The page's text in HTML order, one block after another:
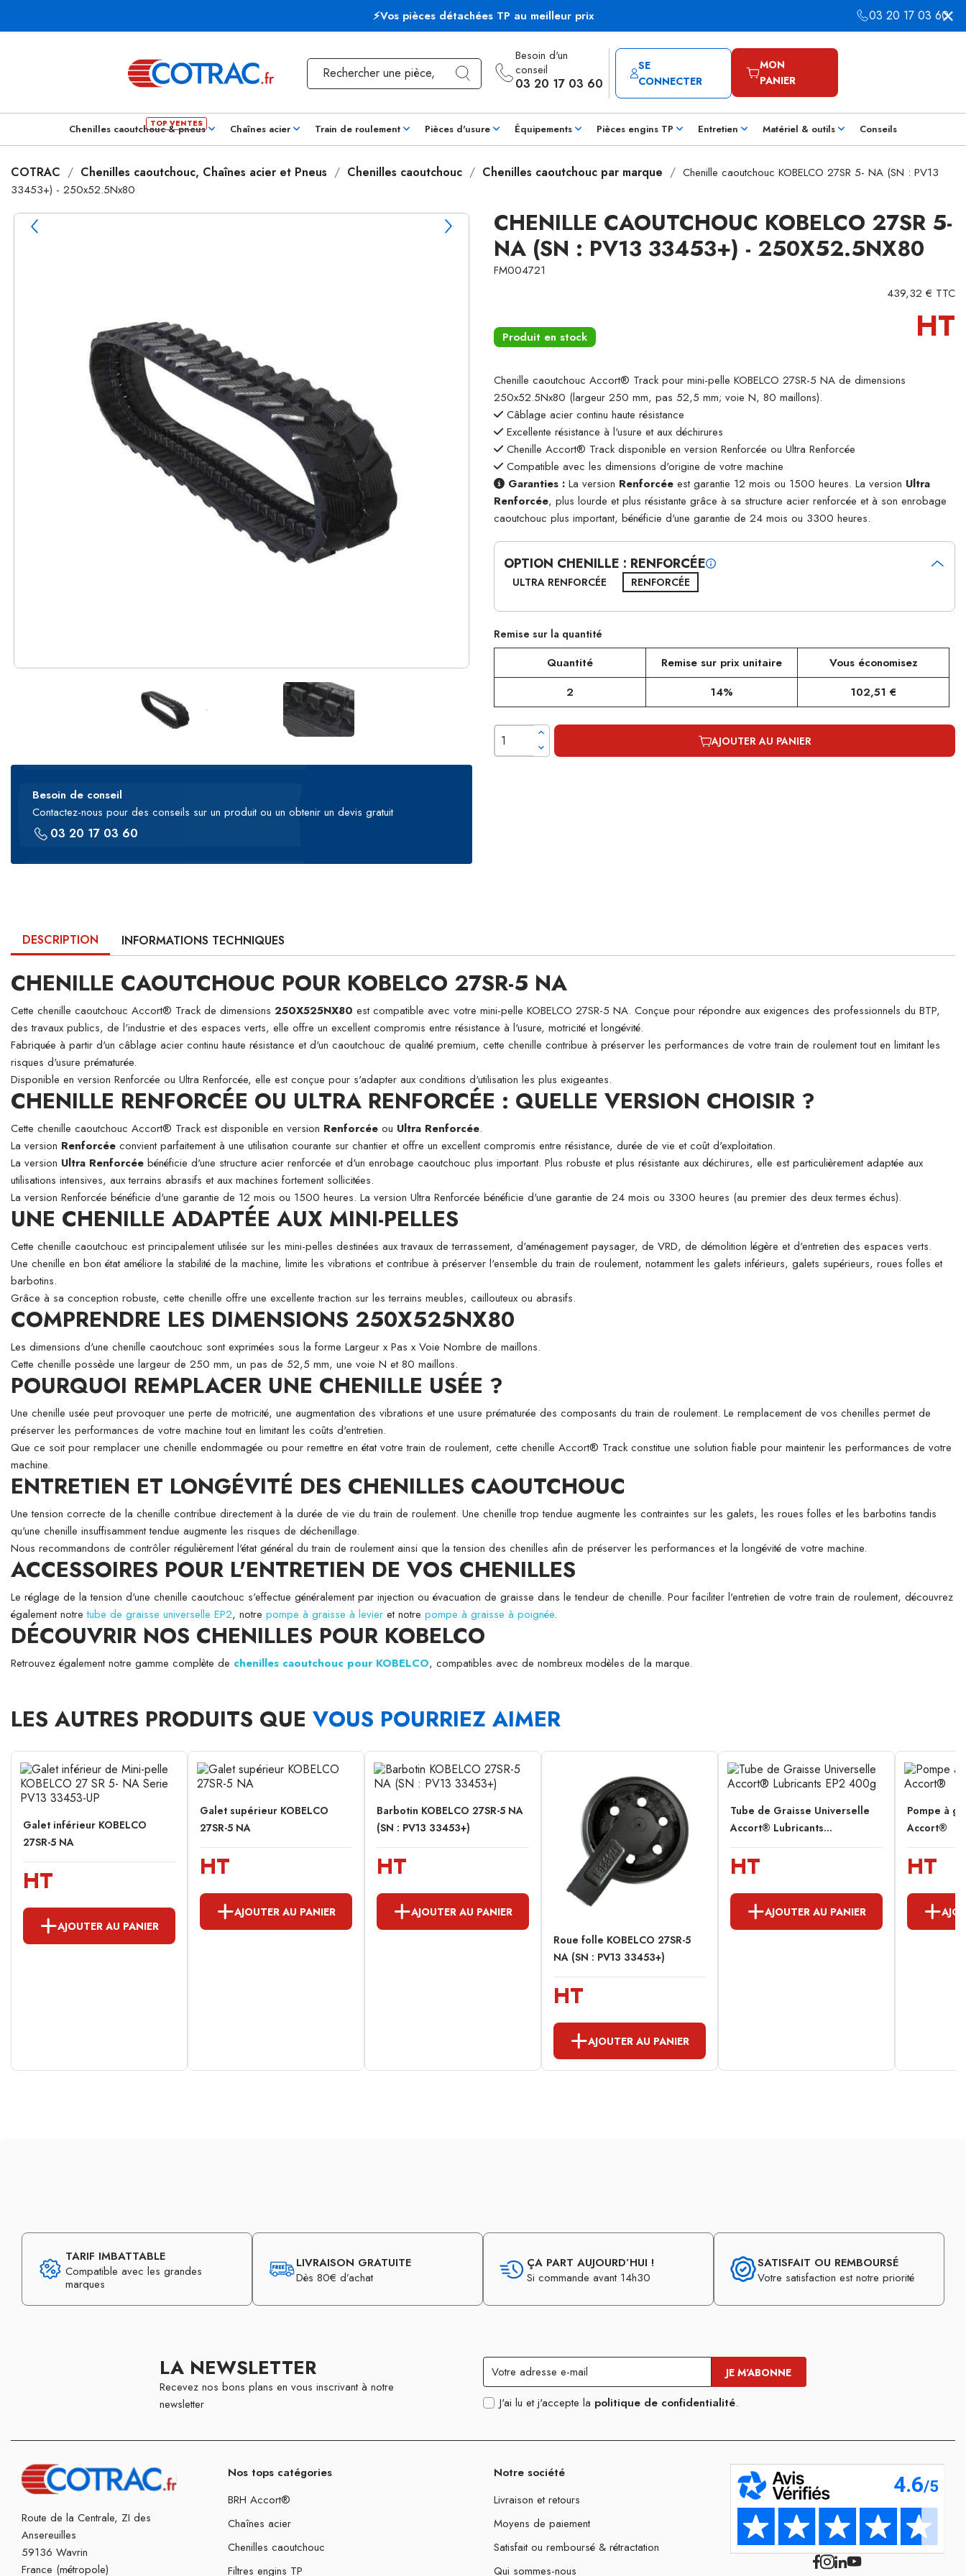
⚡Vos pièces détachées TP au meilleur prix 03 20 17 03 60
Besoin d'un
conseil
03 20 17 03 60
SE
CONNECTER
MON
PANIER
Chenilles caoutchouc & pneus Chaînes acier Train de roulement Pièces d'usure Équipements Pièces engins TP Entretien Matériel & outils Conseils
COTRAC Chenilles caoutchouc, Chaînes acier et Pneus Chenilles caoutchouc Chenilles caoutchouc par marque
Chenille caoutchouc KOBELCO 27SR 5- NA (SN : PV13
33453+) - 250x52.5Nx80
Besoin de conseil
Contactez-nous pour des conseils sur un produit ou un obtenir un devis gratuit
03 20 17 03 60
CHENILLE CAOUTCHOUC KOBELCO 27SR 5-
NA (SN : PV13 33453+) - 250X52.5NX80
FM004721
439,32 € TTC
Produit en stock HT
Chenille caoutchouc Accort® Track pour mini-pelle KOBELCO 27SR-5 NA de dimensions
250x52.5Nx80 (largeur 250 mm, pas 52,5 mm; voie N, 80 maillons).
Câblage acier continu haute résistance
Excellente résistance à l'usure et aux déchirures
Chenille Accort® Track disponible en version Renforcée ou Ultra Renforcée
Compatible avec les dimensions d'origine de votre machine
Garanties : La version Renforcée est garantie 12 mois ou 1500 heures. La version Ultra
Renforcée, plus lourde et plus résistante grâce à sa structure acier renforcée et à son enrobage
caoutchouc plus important, bénéficie d'une garantie de 24 mois ou 3300 heures.
OPTION CHENILLE : RENFORCÉE
ULTRA RENFORCÉE RENFORCÉE
Remise sur la quantité
Quantité Remise sur prix unitaire
Vous économisez
2
14% 102,51 €
AJOUTER AU PANIER
DESCRIPTION INFORMATIONS TECHNIQUES
CHENILLE CAOUTCHOUC POUR KOBELCO 27SR-5 NA
Cette chenille caoutchouc Accort® Track de dimensions 250X525NX80 est compatible avec votre mini-pelle KOBELCO 27SR-5 NA. Conçue pour répondre aux exigences des professionnels du BTP,
des travaux publics, de l'industrie et des espaces verts, elle offre un excellent compromis entre résistance à l'usure, motricité et longévité.
Fabriquée à partir d'un câblage acier continu haute résistance et d'un caoutchouc de qualité premium, cette chenille contribue à préserver les performances de votre train de roulement tout en limitant les
risques d'usure prématurée.
Disponible en version Renforcée ou Ultra Renforcée, elle est conçue pour s'adapter aux conditions d'utilisation les plus exigeantes.
CHENILLE RENFORCÉE OU ULTRA RENFORCÉE : QUELLE VERSION CHOISIR ?
Cette chenille caoutchouc Accort® Track est disponible en version Renforcée ou Ultra Renforcée.
La version Renforcée convient parfaitement à une utilisation courante sur chantier et offre un excellent compromis entre résistance, durée de vie et coût d'exploitation.
La version Ultra Renforcée bénéficie d'une structure acier renforcée et d'un enrobage caoutchouc plus important. Plus robuste et plus résistante aux déchirures, elle est particulièrement adaptée aux
utilisations intensives, aux terrains abrasifs et aux machines fortement sollicitées.
La version Renforcée bénéficie d'une garantie de 12 mois ou 1500 heures. La version Ultra Renforcée bénéficie d'une garantie de 24 mois ou 3300 heures (au premier des deux termes échus).
UNE CHENILLE ADAPTÉE AUX MINI-PELLES
Cette chenille caoutchouc est principalement utilisée sur les mini-pelles destinées aux travaux de terrassement, d'aménagement paysager, de VRD, de démolition légère et d'entretien des espaces verts.
Une chenille en bon état améliore la stabilité de la machine, limite les vibrations et contribue à préserver l'ensemble du train de roulement, notamment les galets inférieurs, galets supérieurs, roues folles et
barbotins.
Grâce à sa conception robuste, cette chenille offre une excellente traction sur les terrains meubles, caillouteux ou abrasifs.
COMPRENDRE LES DIMENSIONS 250X525NX80
Les dimensions d'une chenille caoutchouc sont exprimées sous la forme Largeur x Pas x Voie Nombre de maillons.
Cette chenille possède une largeur de 250 mm, un pas de 52,5 mm, une voie N et 80 maillons.
POURQUOI REMPLACER UNE CHENILLE USÉE ?
Une chenille usée peut provoquer une perte de motricité, une augmentation des vibrations et une usure prématurée des composants du train de roulement. Le remplacement de vos chenilles permet de
préserver les performances de votre machine tout en limitant les coûts d'entretien.
Que ce soit pour remplacer une chenille endommagée ou pour remettre en état votre train de roulement, cette chenille Accort® Track constitue une solution fiable pour maintenir les performances de votre
machine.
ENTRETIEN ET LONGÉVITÉ DES CHENILLES CAOUTCHOUC
Une tension correcte de la chenille contribue directement à la durée de vie du train de roulement. Une chenille trop tendue augmente les contraintes sur les galets, les roues folles et les barbotins tandis
qu'une chenille insuffisamment tendue augmente les risques de déchenillage.
Nous recommandons de contrôler régulièrement l'état général du train de roulement ainsi que la tension des chenilles afin de préserver les performances et la longévité de votre machine.
ACCESSOIRES POUR L'ENTRETIEN DE VOS CHENILLES
Le réglage de la tension d'une chenille caoutchouc s'effectue généralement par injection ou évacuation de graisse dans le tendeur de chenille. Pour faciliter l'entretien de votre train de roulement, découvrez
également notretube de graisse universelle EP2, notre pompe à graisse à levier et notre pompe à graisse à poignée.
DÉCOUVRIR NOS CHENILLES POUR KOBELCO
Retrouvez également notre gamme complète de chenilles caoutchouc pour KOBELCO, compatibles avec de nombreux modèles de la marque.
LES AUTRES PRODUITS QUE VOUS POURRIEZ AIMER
Galet inférieur KOBELCO
27SR-5 NA
HT
AJOUTER AU PANIER
Galet supérieur KOBELCO
27SR-5 NA
HT
AJOUTER AU PANIER
Barbotin KOBELCO 27SR-5 NA
(SN : PV13 33453+)
HT
AJOUTER AU PANIER
Roue folle KOBELCO 27SR-5
NA (SN : PV13 33453+)
HT
AJOUTER AU PANIER
Tube de Graisse Universelle
Accort® Lubricants...
HT
AJOUTER AU PANIER
Pompe à
Accort®
HT
TARIF IMBATTABLE
Compatible avec les grandes
marques
LIVRAISON GRATUITE
Dès 80€ d’achat
ÇA PART AUJOURD’HUI !
Si commande avant 14h30
SATISFAIT OU REMBOURSÉ
Votre satisfaction est notre priorité
LA NEWSLETTER
Recevez nos bons plans en vous inscrivant à notre
newsletter
J'ai lu et j'accepte la politique de confidentialité.
Route de la Centrale, ZI des
Ansereuilles
59136 Wavrin
France (métropole)
Nos tops catégories
BRH Accort®
Chaînes acier
Chenilles caoutchouc
Filtres engins TP
Notre société
Livraison et retours
Moyens de paiement
Satisfait ou remboursé & rétractation
Qui sommes-nous